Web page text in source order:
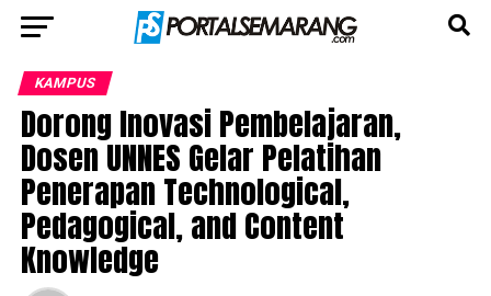
KAMPUS
Dorong Inovasi Pembelajaran,
Dosen UNNES Gelar Pelatihan
Penerapan Technological,
Pedagogical, and Content
Knowledge